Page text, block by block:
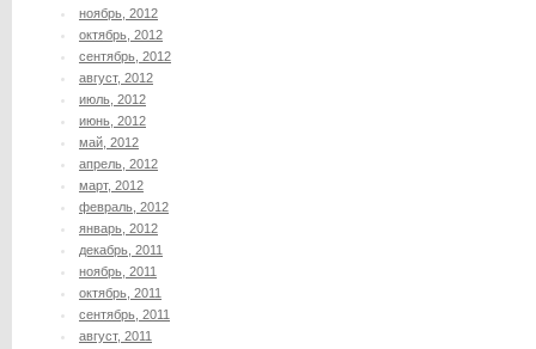
ноябрь, 2012
октябрь, 2012
сентябрь, 2012
август, 2012
июль, 2012
июнь, 2012
май, 2012
апрель, 2012
март, 2012
февраль, 2012
январь, 2012
декабрь, 2011
ноябрь, 2011
октябрь, 2011
сентябрь, 2011
август, 2011